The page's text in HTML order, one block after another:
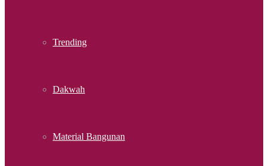
Trending
Dakwah
Material Bangunan